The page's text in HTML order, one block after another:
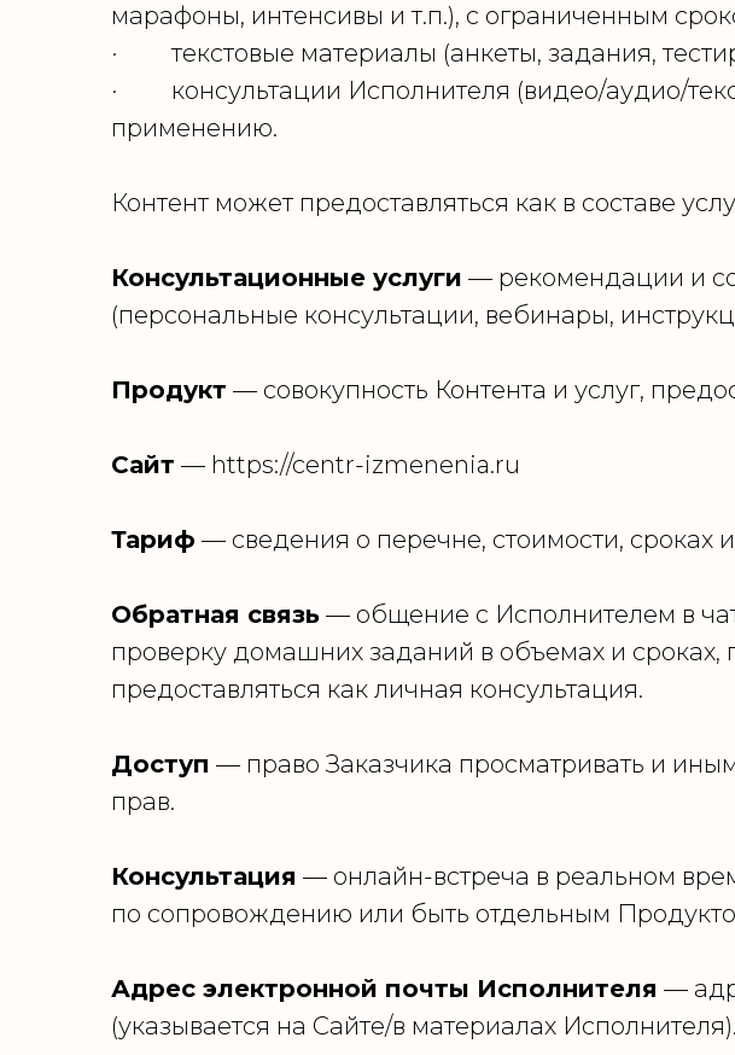
марафоны, интенсивы и т.п.), с ограниченным
· текстовые материалы (анкеты, задания,
· консультации Исполнителя (видео/аудио/
применению.
Контент может предоставляться как в составе
Консультационные услуги — рекомендации и
(персональные консультации, вебинары,
Продукт — совокупность Контента и услуг,
Сайт — https://centr-izmenenia.ru
Тариф — сведения о перечне, стоимости, сроках
Обратная связь — общение с Исполнителем в
проверку домашних заданий в объемах и
предоставляться как личная консультация.
Доступ — право Заказчика просматривать и
прав.
Консультация — онлайн-встреча в реальном
по сопровождению или быть отдельным
Адрес электронной почты Исполнителя —
(указывается на Сайте/в материалах Исполнителя).